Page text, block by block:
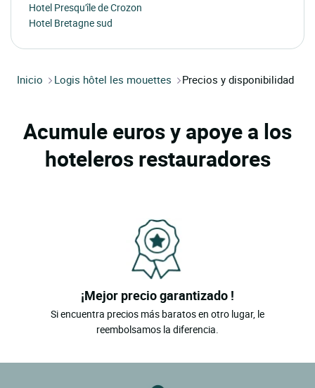
Hotel Presqu'île de Crozon
Hotel Bretagne sud
Inicio Logis hôtel les mouettes Precios y disponibilidad
Acumule euros y apoye a los
hoteleros restauradores
¡Mejor precio garantizado !
Si encuentra precios más baratos en otro lugar, le
reembolsamos la diferencia.